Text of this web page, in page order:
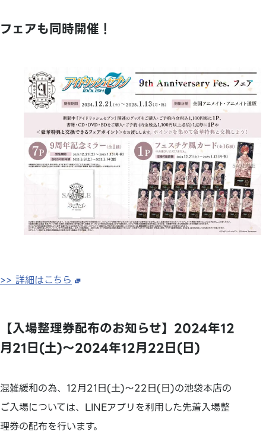
フェアも同時開催！
>> 詳細はこちら
【入場整理券配布のお知らせ】2024年12
月21日(土)～2024年12月22日(日)
混雑緩和の為、12月21日(土)～22日(日)の池袋本店の
ご入場については、LINEアプリを利用した先着入場整
理券の配布を行います。